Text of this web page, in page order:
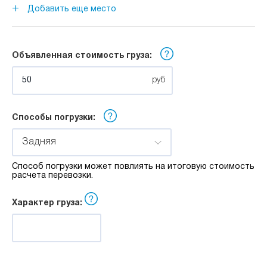
Длина:
Ширина:
м
+ Добавить еще место
Объявленная стоимость груза:
руб
Способы погрузки:
Задняя
Способ погрузки может повлиять на итоговую стоимость
расчета перевозки.
Характер груза: